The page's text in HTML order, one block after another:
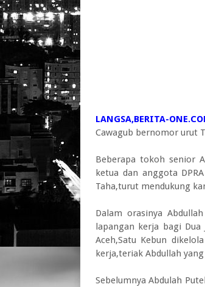
LANGSA,BERITA-
Cawagub bernomor urut
Beberapa tokoh senior
ketua dan anggota
Taha,turut mendukung
Dalam orasinya
lapangan kerja bagi Dua
Aceh,Satu Kebun
kerja,teriak Abdullah
Sebelumnya Abdulah